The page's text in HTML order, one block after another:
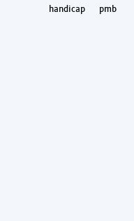
handicap
pmb